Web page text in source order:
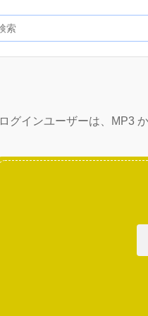
ログインユーザーは、MP3